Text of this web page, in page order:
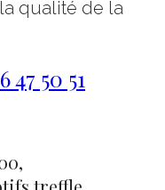
qualité de la
50 51